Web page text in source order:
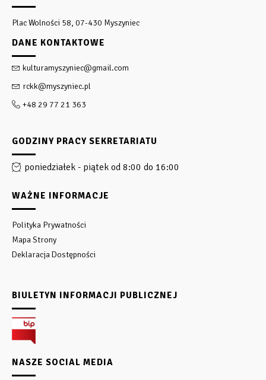
Plac Wolności 58, 07-430 Myszyniec
DANE KONTAKTOWE
kulturamyszyniec@gmail.com
rckk@myszyniec.pl
+48 29 77 21 363
GODZINY PRACY SEKRETARIATU
poniedziałek - piątek od 8:00 do 16:00
WAŻNE INFORMACJE
Polityka Prywatności
Mapa Strony
Deklaracja Dostępności
BIULETYN INFORMACJI PUBLICZNEJ
NASZE SOCIAL MEDIA